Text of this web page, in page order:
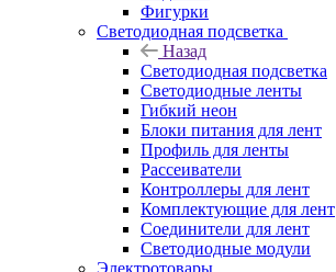
Фигурки
Светодиодная подсветка
Назад
Светодиодная подсветка
Светодиодные ленты
Гибкий неон
Блоки питания для лент
Профиль для ленты
Рассеиватели
Контроллеры для лент
Комплектующие для лент
Соединители для лент
Светодиодные модули
Электротовары